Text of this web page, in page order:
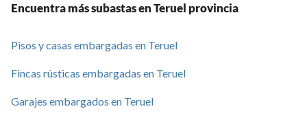
Encuentra más subastas en Teruel provincia
Pisos y casas embargadas en Teruel
Fincas rústicas embargadas en Teruel
Garajes embargados en Teruel